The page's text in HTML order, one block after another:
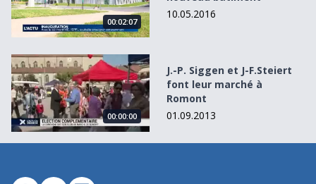
00:02:07
10.05.2016
J.-P. Siggen et J-F.Steiert font leur marché à Romont
00:00:00
J.-P. Siggen et J-F.Steiert
font leur marché à
Romont
01.09.2013